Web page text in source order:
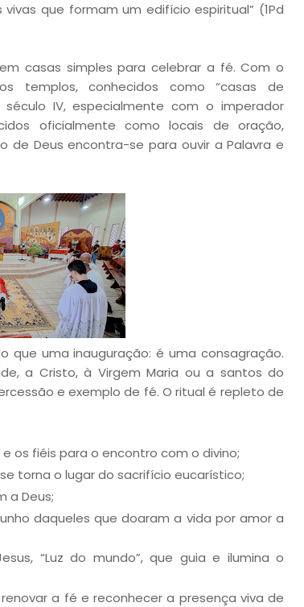
que formam um edifício espiritual” (1Pd
casas simples para celebrar a fé. Com o
templos, conhecidos como “casas de
IV, especialmente com o imperador
oficialmente como locais de oração,
Deus encontra-se para ouvir a Palavra e
que uma inauguração: é uma consagração.
a Cristo, à Virgem Maria ou a santos do
e exemplo de fé. O ritual é repleto de
os fiéis para o encontro com o divino;
torna o lugar do sacrifício eucarístico;
a Deus;
daqueles que doaram a vida por amor a
“Luz do mundo”, que guia e ilumina o
a fé e reconhecer a presença viva de